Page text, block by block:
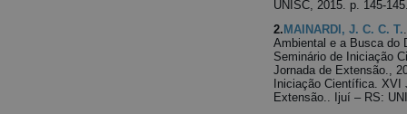
UNISC, 2015. p. 145-
2. MAINARDI, J. C. C. T.
Ambiental e a Busca do
Seminário de Iniciação
Jornada de Extensão.,
Iniciação Científica.
Extensão.. Ijuí – RS: